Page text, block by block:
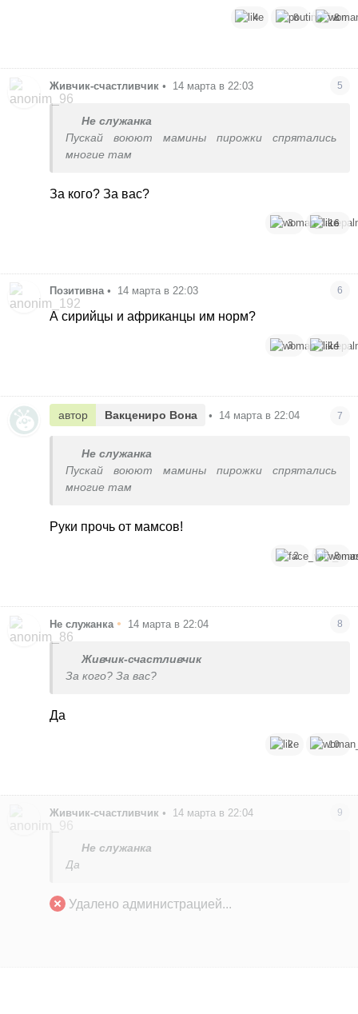
4 8 8
Живчик-счастливчик • 14 марта в 22:03 5
Не служанка
Пускай воюют мамины пирожки спрятались
многие там
За кого? За вас?
3 16
Позитивна • 14 марта в 22:03 6
А сирийцы и африканцы им норм?
3 14
автор Вакцениро Вона • 14 марта в 22:04 7
Не служанка
Пускай воюют мамины пирожки спрятались
многие там
Руки прочь от мамсов!
2 8
Не служанка • 14 марта в 22:04 8
Живчик-счастливчик
За кого? За вас?
Да
2 10
Живчик-счастливчик • 14 марта в 22:04 9
Не служанка
Да
Удалено администрацией...